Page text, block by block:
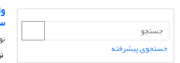
جستجوی پیشرفته